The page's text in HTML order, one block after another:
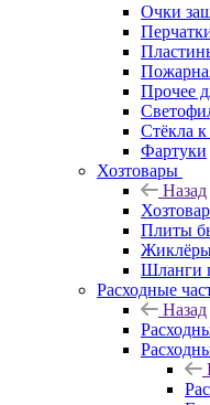
Очки
Прочее
Стёкла
Фартуки
Хозтовары
Назад
Плиты
Шланги
Расходные
Назад